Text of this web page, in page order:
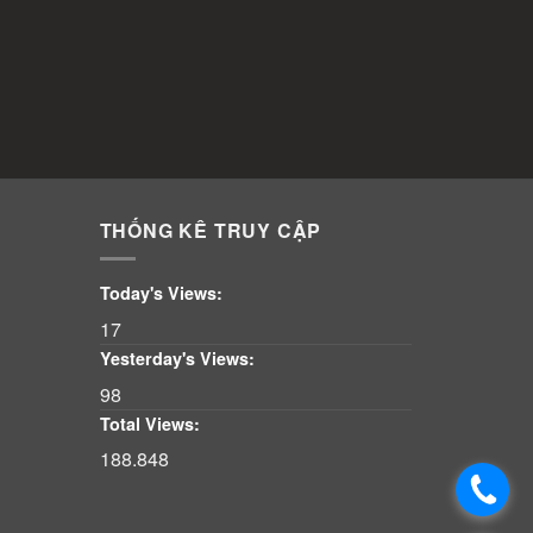
THỐNG KÊ TRUY CẬP
Today's Views:
17
Yesterday's Views:
98
Total Views:
188.848